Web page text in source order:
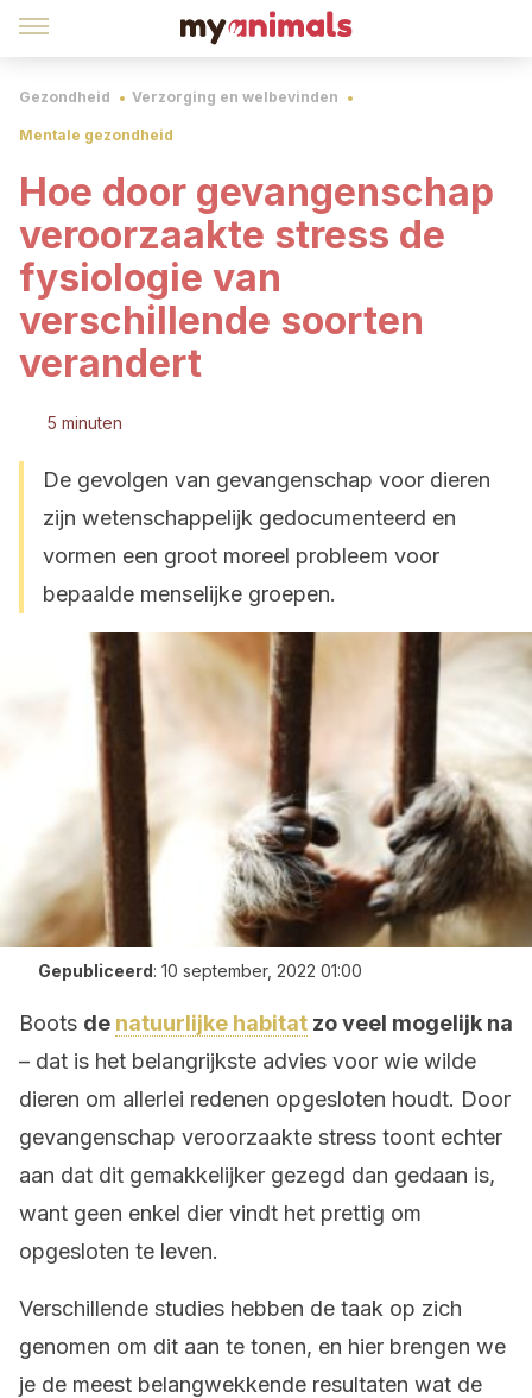
Gezondheid Verzorging en welbevinden
Mentale gezondheid
Hoe door gevangenschap
veroorzaakte stress de
fysiologie van
verschillende soorten
verandert
5 minuten
De gevolgen van gevangenschap voor dieren
zijn wetenschappelijk gedocumenteerd en
vormen een groot moreel probleem voor
bepaalde menselijke groepen.
Gepubliceerd: 10 september, 2022 01:00
Boots de natuurlijke habitat zo veel mogelijk na
– dat is het belangrijkste advies voor wie wilde
dieren om allerlei redenen opgesloten houdt. Door
gevangenschap veroorzaakte stress toont echter
aan dat dit gemakkelijker gezegd dan gedaan is,
want geen enkel dier vindt het prettig om
opgesloten te leven.
Verschillende studies hebben de taak op zich
genomen om dit aan te tonen, en hier brengen we
je de meest belangwekkende resultaten wat de